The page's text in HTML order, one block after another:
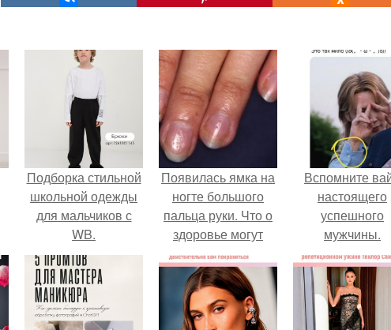
Подборка стильной
школьной одежды
для мальчиков с
WB.
Появилась ямка на
ногте большого
пальца руки. Что о
здоровье могут
рассказать ногти?
Почему на них
появляются белые
пятна, вмятины,
Вспомните
настоящего
успешного
мужчины.